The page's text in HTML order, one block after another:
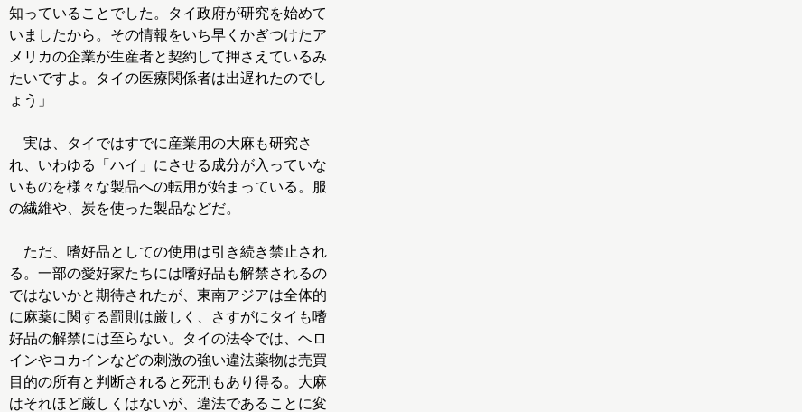
知っていることでした。タイ政府が研究を始めて
いましたから。その情報をいち早くかぎつけたア
メリカの企業が生産者と契約して押さえているみ
たいですよ。タイの医療関係者は出遅れたのでし
ょう」
実は、タイではすでに産業用の大麻も研究さ
れ、いわゆる「ハイ」にさせる成分が入っていな
いものを様々な製品への転用が始まっている。服
の繊維や、炭を使った製品などだ。
ただ、嗜好品としての使用は引き続き禁止され
る。一部の愛好家たちには嗜好品も解禁されるの
ではないかと期待されたが、東南アジアは全体的
に麻薬に関する罰則は厳しく、さすがにタイも嗜
好品の解禁には至らない。タイの法令では、ヘロ
インやコカインなどの刺激の強い違法薬物は売買
目的の所有と判断されると死刑もあり得る。大麻
はそれほど厳しくはないが、違法であることに変